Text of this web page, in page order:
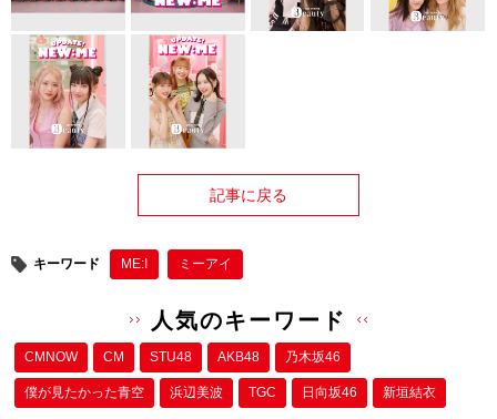
記事に戻る
キーワード ME:I ミーアイ
人気のキーワード
CMNOW CM STU48 AKB48 乃木坂46
僕が⾒たかった⻘空 浜辺美波 TGC 日向坂46 新垣結衣